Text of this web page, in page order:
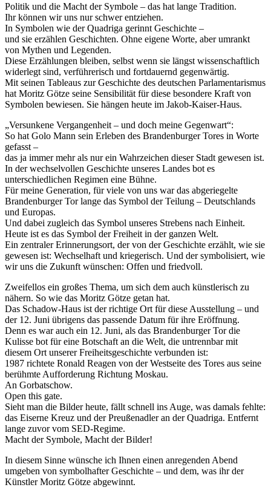
Politik und die Macht der Symbole – das hat lange Tradition.
Ihr können wir uns nur schwer entziehen.
In Symbolen wie der Quadriga gerinnt Geschichte –
und sie erzählen Geschichten. Ohne eigene Worte, aber umrankt
von Mythen und Legenden.
Diese Erzählungen bleiben, selbst wenn sie längst wissenschaftlich
widerlegt sind, verführerisch und fortdauernd gegenwärtig.
Mit seinen Tableaus zur Geschichte des deutschen Parlamentarismus
hat Moritz Götze seine Sensibilität für diese besondere Kraft von
Symbolen bewiesen. Sie hängen heute im Jakob-Kaiser-Haus.
„Versunkene Vergangenheit – und doch meine Gegenwart“:
So hat Golo Mann sein Erleben des Brandenburger Tores in Worte
gefasst –
das ja immer mehr als nur ein Wahrzeichen dieser Stadt gewesen ist.
In der wechselvollen Geschichte unseres Landes bot es
unterschiedlichen Regimen eine Bühne.
Für meine Generation, für viele von uns war das abgeriegelte
Brandenburger Tor lange das Symbol der Teilung – Deutschlands
und Europas.
Und dabei zugleich das Symbol unseres Strebens nach Einheit.
Heute ist es das Symbol der Freiheit in der ganzen Welt.
Ein zentraler Erinnerungsort, der von der Geschichte erzählt, wie sie
gewesen ist: Wechselhaft und kriegerisch. Und der symbolisiert, wie
wir uns die Zukunft wünschen: Offen und friedvoll.
Zweifellos ein großes Thema, um sich dem auch künstlerisch zu
nähern. So wie das Moritz Götze getan hat.
Das Schadow-Haus ist der richtige Ort für diese Ausstellung – und
der 12. Juni übrigens das passende Datum für ihre Eröffnung.
Denn es war auch ein 12. Juni, als das Brandenburger Tor die
Kulisse bot für eine Botschaft an die Welt, die untrennbar mit
diesem Ort unserer Freiheitsgeschichte verbunden ist:
1987 richtete Ronald Reagen von der Westseite des Tores aus seine
berühmte Aufforderung Richtung Moskau.
An Gorbatschow.
Open this gate.
Sieht man die Bilder heute, fällt schnell ins Auge, was damals fehlte:
das Eiserne Kreuz und der Preußenadler an der Quadriga. Entfernt
lange zuvor vom SED-Regime.
Macht der Symbole, Macht der Bilder!
In diesem Sinne wünsche ich Ihnen einen anregenden Abend
umgeben von symbolhafter Geschichte – und dem, was ihr der
Künstler Moritz Götze abgewinnt.